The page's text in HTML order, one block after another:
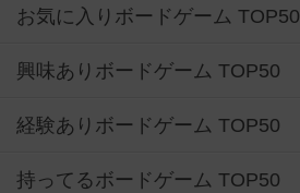
お気に入りボードゲーム TOP50
興味ありボードゲーム TOP50
経験ありボードゲーム TOP50
持ってるボードゲーム TOP50